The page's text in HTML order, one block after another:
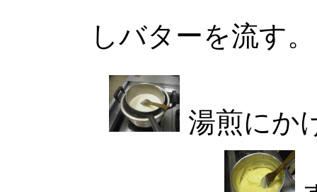
しバターを流す。
湯煎にか